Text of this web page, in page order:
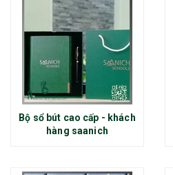
Bộ sổ bút cao cấp - khách
hàng saanich